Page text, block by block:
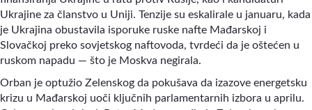
Ukrajine za članstvo u Uniji. Tenzije su eskalirale u januaru, kada
je Ukrajina obustavila isporuke ruske nafte Mađarskoj i
Slovačkoj preko sovjetskog naftovoda, tvrdeći da je oštećen u
ruskom napadu — što je Moskva negirala.
Orban je optužio Zelenskog da pokušava da izazove energetsku
krizu u Mađarskoj uoči ključnih parlamentarnih izbora u aprilu.